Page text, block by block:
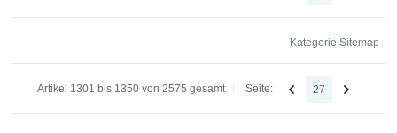
Kategorie Sitemap
Artikel 1301 bis 1350 von 2575 gesamt Seite: 27